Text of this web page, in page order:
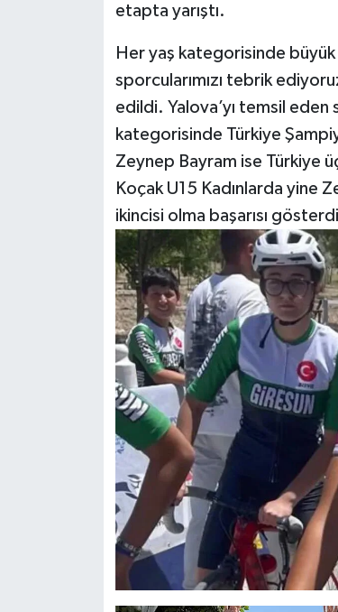
etapta yarıştı.
Her yaş kategorisinde
sporcularımızı tebrik
edildi. Yalova’yı temsil eden
kategorisinde Türkiye
Zeynep Bayram ise Türkiye
Koçak U15 Kadınlarda yine
ikincisi olma başarısı